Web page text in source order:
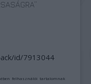
id/7913044
felhasználói tartalomnak